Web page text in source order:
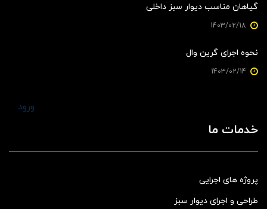
گیاهان مناسب دیوار سبز داخلی
نحوه اجرای گرین وال
ورود
خدمات ما
پروژه های اجرایی
طراحی و اجرای دیوار سبز